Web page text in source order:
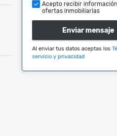
Acepto recibir
ofertas inmobiliarias
Enviar mensaje
Al enviar tus datos aceptas los
servicio y privacidad